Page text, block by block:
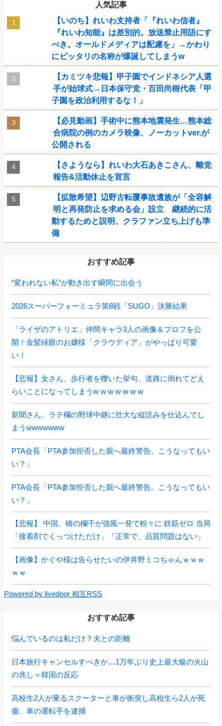
人気記事
【いのち】れいわ支持者「『れいわ信者』
『れいわ知能』は差別的。放送禁止用語にす
べき。オールドメディアは配慮を」→かわり
にピッタリの名称が爆誕してしまうw
【カミツキ悲報】甲子園でインドネシア人選
手が始球式→日本保守党・百田尚樹代表「甲
子園を政治利用するな！」
【必見動画】手術中に熊本地震発生…熊本総
合病院の例のカメラ映像、ノーカットver.が
公開される
【さようなら】れいわ大石あきこさん、離党
報告&活動休止を宣言
【拡散希望】辺野古転覆事故遺族が「全容解
明と再発防止を求める会」設立 継続的に活
動するためと説明、クラファン立ち上げも準
備
おすすめ記事
“変われない私”が動き出す瞬間に出会う
2026スーパーフォーミュラ第8戦「SUGO」決勝結果
「ライザのアトリエ」仲間キャラ3人の画像＆プロフを公
開！金髪緑眼のお嬢様「クラウディア」がやっぱり可愛
い！
【悲報】女さん、歩行者を轢いた挙句、道路に倒れてどえ
らいことになってしまうw w w w w w w
新聞さん、ラテ欄の野球中継に壮大な縦読みを仕込んでし
まうwwwwwww
PTA会長「PTA参加拒否した親へ最終警告。こうなってもい
い？」
PTA会長「PTA参加拒否した親へ最終警告。こうなってもい
い？」
【悲報】 中国、橋の欄干が強風一発で粉々に 鉄筋ゼロ 当局
「接着剤でくっつけただけ」「正常で、品質問題はない」
【画像】かぐや様は告らせたいの伊井野ミコちゃんｗｗｗ
ｗｗ
Powered by livedoor 相互RSS
おすすめ記事
悩んでいるのは私だけ？夫との距離
日本旅行キャンセルすべきか…1万年ぶり史上最大級の火山
の兆し＝韓国の反応
高校生2人が乗るスクーターと車が衝突し高校生ら2人が死
傷、車の運転手を逮捕